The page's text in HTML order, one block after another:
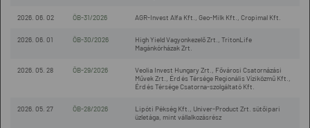
2026. 06. 02 ÖB-31/2026 AGR-Invest Alfa Kft., Geo-Milk Kft., Cropimal Kft.
2026. 06. 01 ÖB-30/2026
High Yield Vagyonkezelő Zrt., TritonLife
Magánkórházak Zrt.
2026. 05. 28 ÖB-29/2026
Veolia Invest Hungary Zrt., Fővárosi Csatornázási
Művek Zrt., Érd és Térsége Regionális Víziközmű Kft.,
Érd és Térsége Csatorna-szolgáltató Kft.
2026. 05. 27 ÖB-28/2026
Lipóti Pékség Kft., Univer-Product Zrt. sütőipari
üzletága, mint vállalkozásrész